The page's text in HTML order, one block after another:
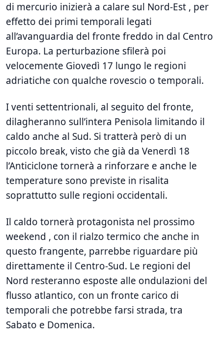
di mercurio inizierà a calare sul Nord-Est , per
effetto dei primi temporali legati
all’avanguardia del fronte freddo in dal Centro
Europa. La perturbazione sfilerà poi
velocemente Giovedì 17 lungo le regioni
adriatiche con qualche rovescio o temporali.
I venti settentrionali, al seguito del fronte,
dilagheranno sull’intera Penisola limitando il
caldo anche al Sud. Si tratterà però di un
piccolo break, visto che già da Venerdì 18
l’Anticiclone tornerà a rinforzare e anche le
temperature sono previste in risalita
soprattutto sulle regioni occidentali.
Il caldo tornerà protagonista nel prossimo
weekend , con il rialzo termico che anche in
questo frangente, parrebbe riguardare più
direttamente il Centro-Sud. Le regioni del
Nord resteranno esposte alle ondulazioni del
flusso atlantico, con un fronte carico di
temporali che potrebbe farsi strada, tra
Sabato e Domenica.